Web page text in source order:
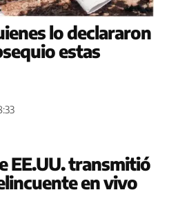
lo declararon
estas
EE.UU. transmitió
en vivo